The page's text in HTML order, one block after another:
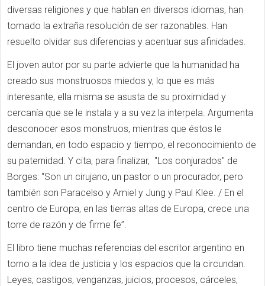
diversas religiones y que hablan en diversos idiomas, han
tomado la extraña resolución de ser razonables. Han
resuelto olvidar sus diferencias y acentuar sus afinidades.
El joven autor por su parte advierte que la humanidad ha
creado sus monstruosos miedos y, lo que es más
interesante, ella misma se asusta de su proximidad y
cercanía que se le instala y a su vez la interpela. Argumenta
desconocer esos monstruos, mientras que éstos le
demandan, en todo espacio y tiempo, el reconocimiento de
su paternidad. Y cita, para finalizar, "Los conjurados" de
Borges: “Son un cirujano, un pastor o un procurador, pero
también son Paracelso y Amiel y Jung y Paul Klee. / En el
centro de Europa, en las tierras altas de Europa, crece una
torre de razón y de firme fe”.
El libro tiene muchas referencias del escritor argentino en
torno a la idea de justicia y los espacios que la circundan.
Leyes, castigos, venganzas, juicios, procesos, cárceles,